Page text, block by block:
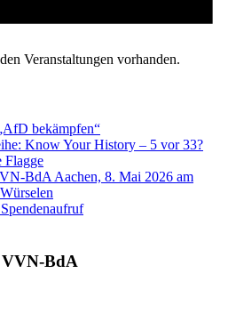
Veranstaltungen vorhanden.
bekämpfen“
Know Your History – 5 vor 33?
Flagge
BdA Aachen, 8. Mai 2026 am
VVN-BdA